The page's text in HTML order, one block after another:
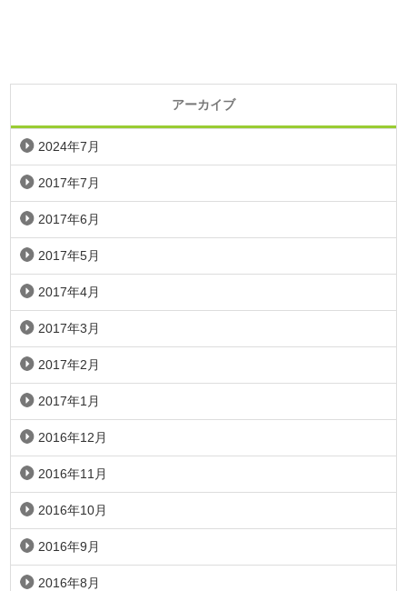
アーカイブ
2024年7月
2017年7月
2017年6月
2017年5月
2017年4月
2017年3月
2017年2月
2017年1月
2016年12月
2016年11月
2016年10月
2016年9月
2016年8月